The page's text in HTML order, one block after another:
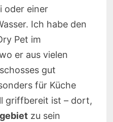
oder einer
Ich habe den
Pet im
er aus vielen
gut
für Küche
griffbereit ist – dort,
zu sein